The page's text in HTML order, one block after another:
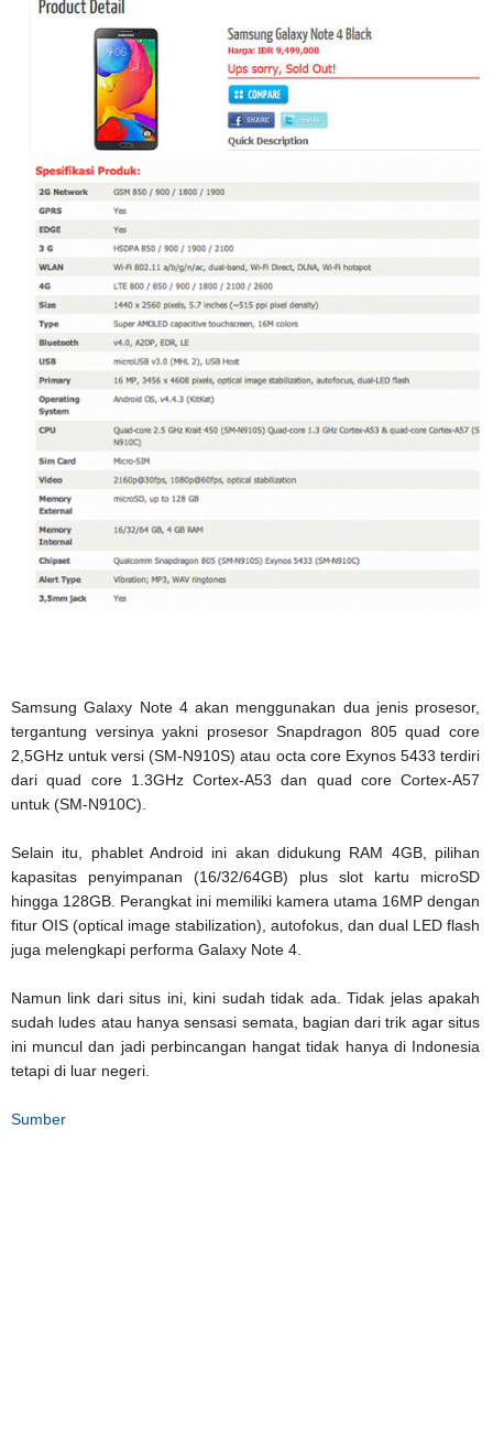
Samsung Galaxy Note 4 akan menggunakan dua jenis prosesor,
tergantung versinya yakni prosesor Snapdragon 805 quad core
2,5GHz untuk versi (SM-N910S) atau octa core Exynos 5433 terdiri
dari quad core 1.3GHz Cortex-A53 dan quad core Cortex-A57
untuk (SM-N910C).
Selain itu, phablet Android ini akan didukung RAM 4GB, pilihan
kapasitas penyimpanan (16/32/64GB) plus slot kartu microSD
hingga 128GB. Perangkat ini memiliki kamera utama 16MP dengan
fitur OIS (optical image stabilization), autofokus, dan dual LED flash
juga melengkapi performa Galaxy Note 4.
Namun link dari situs ini, kini sudah tidak ada. Tidak jelas apakah
sudah ludes atau hanya sensasi semata, bagian dari trik agar situs
ini muncul dan jadi perbincangan hangat tidak hanya di Indonesia
tetapi di luar negeri.
Sumber